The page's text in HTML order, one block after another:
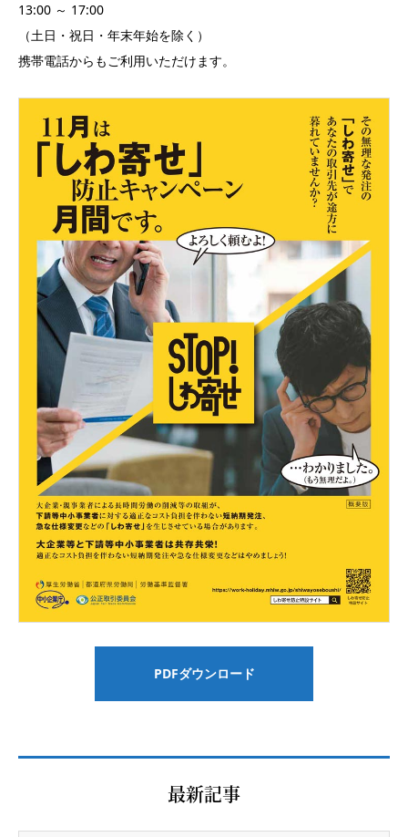
13:00 ～ 17:00
（土日・祝日・年末年始を除く）
携帯電話からもご利用いただけます。
PDFダウンロード
最新記事